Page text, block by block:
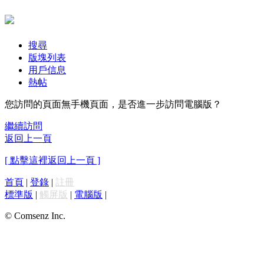
搜尋
版塊列表
用戶信息
熱帖
您訪問的頁面無手機頁面，是否進一步訪問電腦版？
繼續訪問
返回上一頁
[ 點擊這裡返回上一頁 ]
首頁 | 登錄 | 註冊
標準版 | 觸屏版 | 電腦版 |
© Comsenz Inc.